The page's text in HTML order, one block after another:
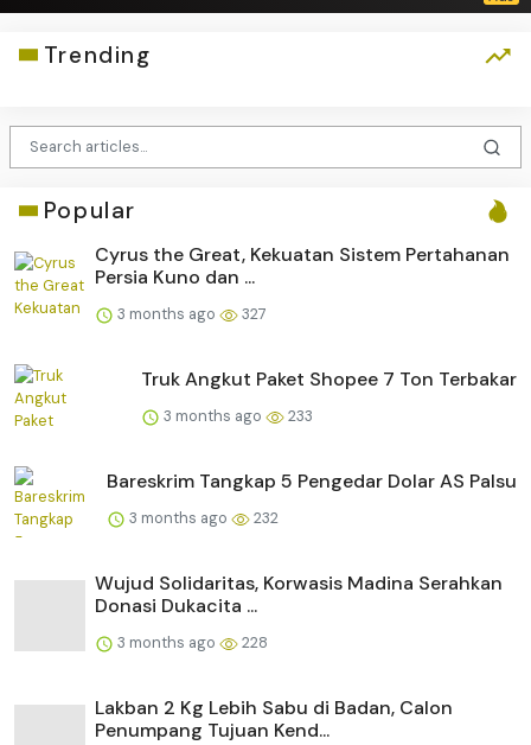
Trending
Popular
Cyrus the Great, Kekuatan Sistem Pertahanan
Persia Kuno dan ...
3 months ago 327
Truk Angkut Paket Shopee 7 Ton Terbakar
3 months ago 233
Bareskrim Tangkap 5 Pengedar Dolar AS Palsu
3 months ago 232
Wujud Solidaritas, Korwasis Madina Serahkan
Donasi Dukacita ...
3 months ago 228
Lakban 2 Kg Lebih Sabu di Badan, Calon
Penumpang Tujuan Kend...